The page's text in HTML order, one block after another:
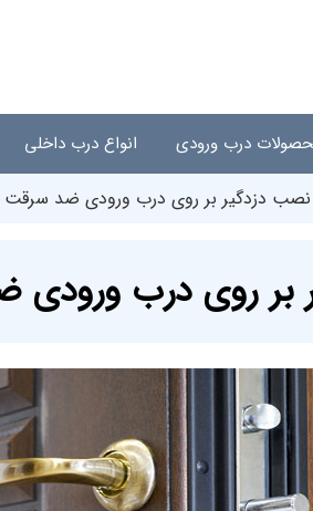
درب ورودی انواع درب داخلی
نصب دزدگیر بر روی درب ورودی ضد سرقت
بر روی درب